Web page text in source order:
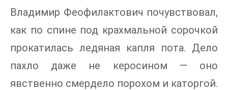
Владимир Феофилактович почувствовал,
как по спине под крахмальной сорочкой
прокатилась ледяная капля пота. Дело
пахло даже не керосином — оно
явственно смердело порохом и каторгой.